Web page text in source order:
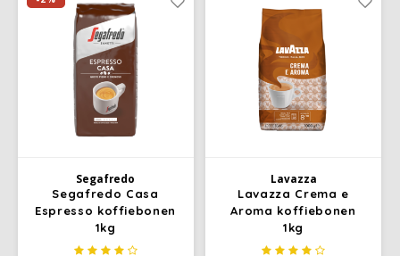
waarderen.
vrijkomen.
Segafredo
Segafredo Casa
Espresso koffiebonen
1kg
Lavazza
Lavazza Crema e
Aroma koffiebonen
1kg